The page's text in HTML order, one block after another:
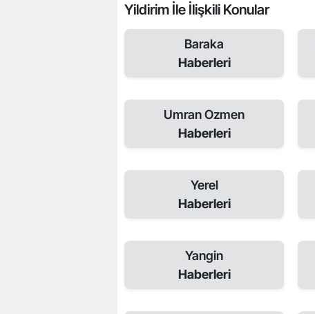
Yildirim İle İlişkili Konular
Baraka
Haberleri
Umran Ozmen
Haberleri
Yerel
Haberleri
Yangin
Haberleri